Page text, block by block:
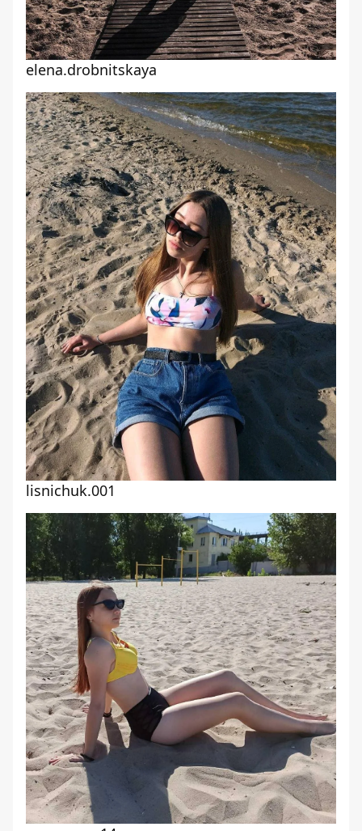
elena.drobnitskaya
lisnichuk.001